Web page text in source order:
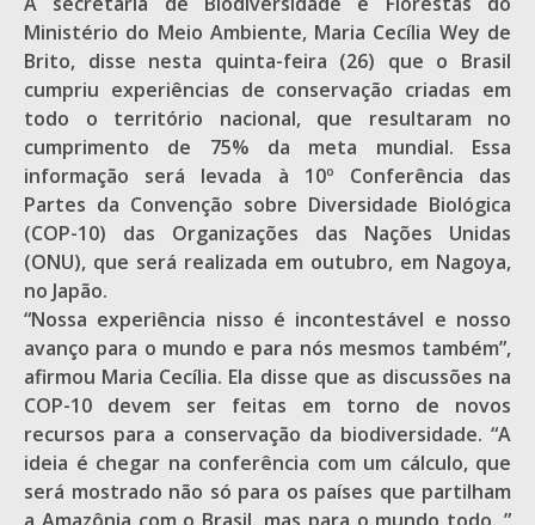
Ministério do Meio Ambiente, Maria Cecília Wey de
Brito, disse nesta quinta-feira (26) que o Brasil
cumpriu experiências de conservação criadas em
todo o território nacional, que resultaram no
cumprimento de 75% da meta mundial. Essa
informação será levada à 10º Conferência das
Partes da Convenção sobre Diversidade Biológica
(COP-10) das Organizações das Nações Unidas
(ONU), que será realizada em outubro, em Nagoya,
no Japão.
“Nossa experiência nisso é incontestável e nosso
avanço para o mundo e para nós mesmos também”,
afirmou Maria Cecília. Ela disse que as discussões na
COP-10 devem ser feitas em torno de novos
recursos para a conservação da biodiversidade. “A
ideia é chegar na conferência com um cálculo, que
será mostrado não só para os países que partilham